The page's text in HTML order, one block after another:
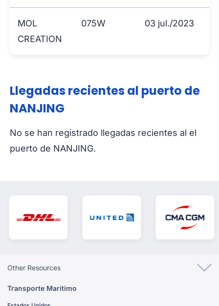
MOL
CREATION
075W 03 jul./2023
Llegadas recientes al puerto de
NANJING
No se han registrado llegadas recientes al el
puerto de NANJING.
Other Resources
Transporte Marítimo